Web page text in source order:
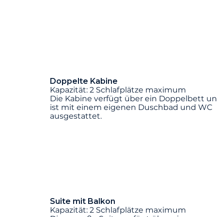
Doppelte Kabine
Kapazität: 2 Schlafplätze maximum
Die Kabine verfügt über ein Doppelbett
ist mit einem eigenen Duschbad und WC
ausgestattet.
Suite mit Balkon
Kapazität: 2 Schlafplätze maximum